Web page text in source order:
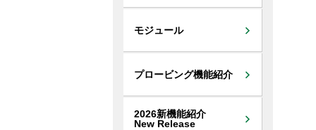
モジュール
プロービング機能紹介
2026新機能紹介
New Release